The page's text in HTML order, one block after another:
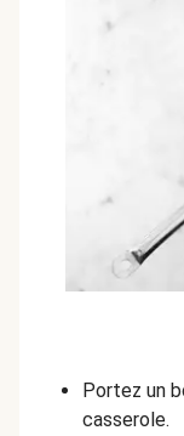
Portez un
casserole.